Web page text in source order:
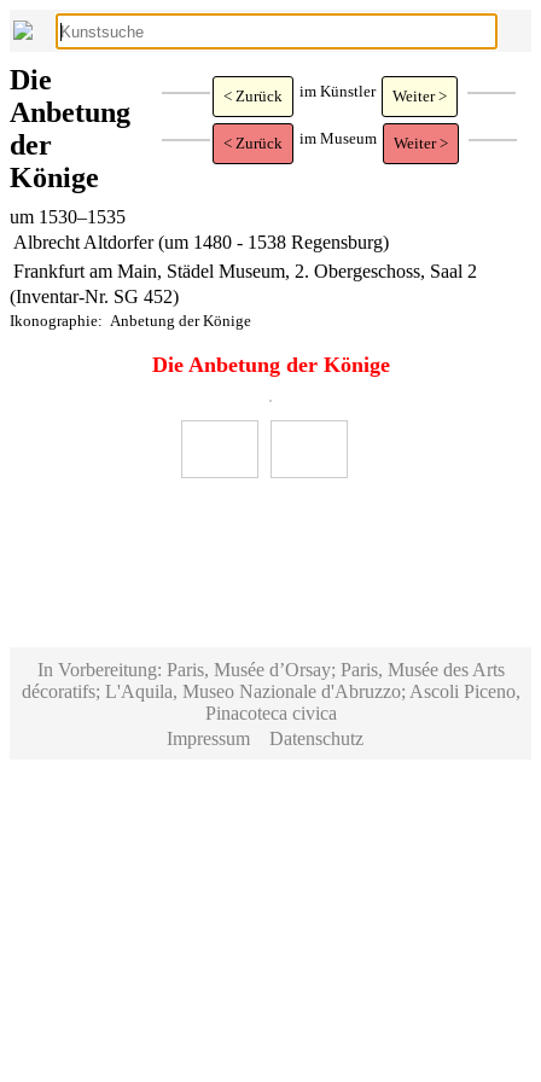
< Zurück im Künstler Weiter >
< Zurück im Museum Weiter >
Die
Anbetung
der
Könige
um 1530–1535
Albrecht Altdorfer (um 1480 - 1538 Regensburg)
Frankfurt am Main, Städel Museum, 2. Obergeschoss, Saal 2
(Inventar-Nr. SG 452)
Ikonographie: Anbetung der Könige
Die Anbetung der Könige
In Vorbereitung: Paris, Musée d’Orsay; Paris, Musée des Arts
décoratifs; L'Aquila, Museo Nazionale d'Abruzzo; Ascoli Piceno,
Pinacoteca civica
Impressum
Datenschutz